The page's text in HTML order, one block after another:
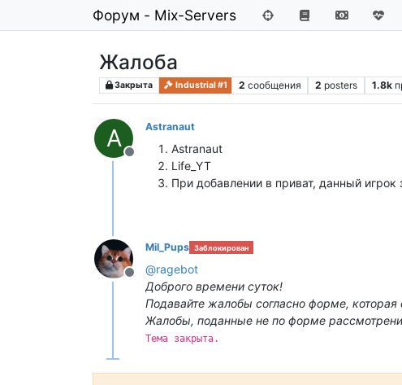
Форум - Mix-Servers
Жалоба
Закрыта Industrial #1 2 сообщения 2 posters 1.8k
A
Не в сети
Astranaut
Astranaut
Life_YT
При добавлении в приват, данный
Не в сети
Mil_Pups Заблокирован
@ragebot
Доброго времени суток!
Подавайте жалобы согласно форме, которая
Жалобы, поданные не по форме
Тема закрыта.